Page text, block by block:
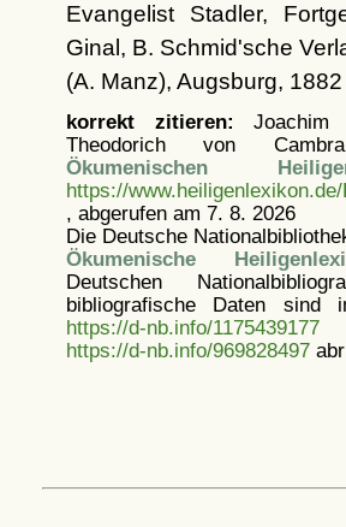
Evangelist Stadler,
Ginal, B. Schmid'sche
(A. Manz), Augsburg, 1882
korrekt zitieren: Joachim
Theodorich von
Ökumenischen
https://
, abgerufen am 7. 8. 2026
Die Deutsche
Ökumenische
Deutschen
bibliografische Daten sind
https://d-nb.info/1175439177
https://d-nb.info/969828497